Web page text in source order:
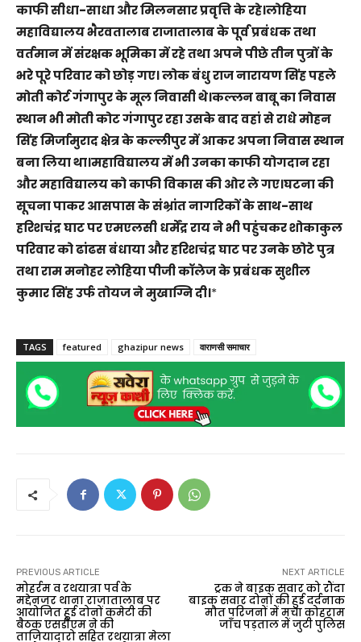
काफी सीधा-साधा और मिलनसार प्रवृत्ति के रहे।लोहिया
महाविद्यालय भैरवतालाब राजातालाब के पूर्व प्रबंधक तथा
वर्तमान में संरक्षक भूमिका में रहे तथा अपने पीछे तीन पुत्रों के
भरे पूरे परिवार को छोड़ गए। लोक बंधु राज नारायण सिंह पहले
मोती कोर्ट गंगापुर के मूल निवासी थे।कल्लन बाबू का निवास
स्थान भी मोती कोट गंगापुर रहा उसके बाद वहां से राधे मोहन
सिंह मिर्जामुराद क्षेत्र के कल्लीपुर में आकर अपना निवास स्थान
बना लिया था।महाविद्यालय में भी उनका काफी योगदान रहा
और महाविद्यालय को काफी विकास की ओर ले गए।घटना की
सूचना पाकर आसपास के संभ्रांत नागरिकों के साथ-साथ
हरिशचंद्र घाट पर एमएलसी धर्मेंद्र राय ने भी पहुंचकर शोकाकुल
परिवार को ढांढस बंधाया और हरिशचंद्र घाट पर उनके छोटे पुत्र
तथा राम मनोहर लोहिया पीजी कॉलेज के प्रबंधक सुशील
कुमार सिंह उर्फ तोयज ने मुखाग्नि दी।*
TAGS featured ghazipur news वाराणसी समाचार
PREVIOUS ARTICLE
मोहर्रम व रथयात्रा पर्व के
मद्देनजर थाना राजातालाब पर
आयोजित हुई दोनों कमेटी की
बैठक एसडीएम ने की
ताजियादारो सहित रथयात्रा मेला
NEXT ARTICLE
ट्रक ने बाइक सवार को रौंदा
बाइक सवार दोनों की हुई दर्दनाक
मौत परिजनों में मचा कोहराम
जाँच पड़ताल में जुटी पुलिस